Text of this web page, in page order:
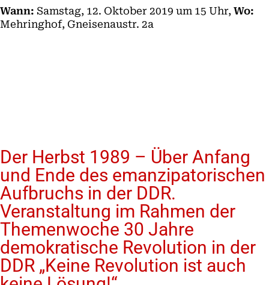
Wann: Samstag, 12. Oktober 2019 um 15 Uhr, Wo:
Mehringhof, Gneisenaustr. 2a
Der Herbst 1989 – Über Anfang
und Ende des emanzipatorischen
Aufbruchs in der DDR.
Veranstaltung im Rahmen der
Themenwoche 30 Jahre
demokratische Revolution in der
DDR „Keine Revolution ist auch